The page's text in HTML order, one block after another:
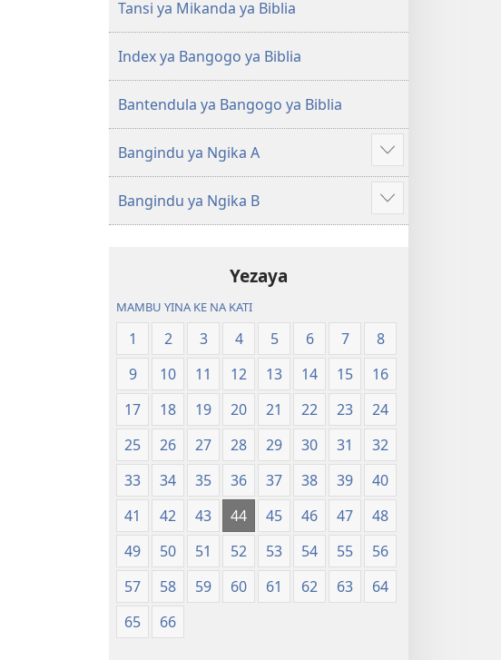
Ntoto
ya
Mpa
(Kubasika
2015)
Ntoto
ya
Mpa
2015)
Tansi ya Mikanda ya Biblia
Index ya Bangogo ya Biblia
Bantendula ya Bangogo ya Biblia
Bangindu ya Ngika A
Songa
mambu
mingi
Bangindu ya Ngika B
Songa
mambu
Yezaya
MAMBU YINA KE NA KATI
1 2 3 4 5 6 7
8
9
10 11 12 13 14 15
16
17
18 19 20 21 22 23
24
25
26 27 28 29 30 31
32
33
34 35 36 37 38 39
40
41
42 43 44 45 46 47
48
49
50 51 52 53 54 55
56
57
58 59 60 61 62 63
64
65
66